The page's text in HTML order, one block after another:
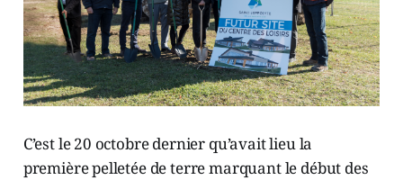
C’est le 20 octobre dernier qu’avait lieu la
première pelletée de terre marquant le début des